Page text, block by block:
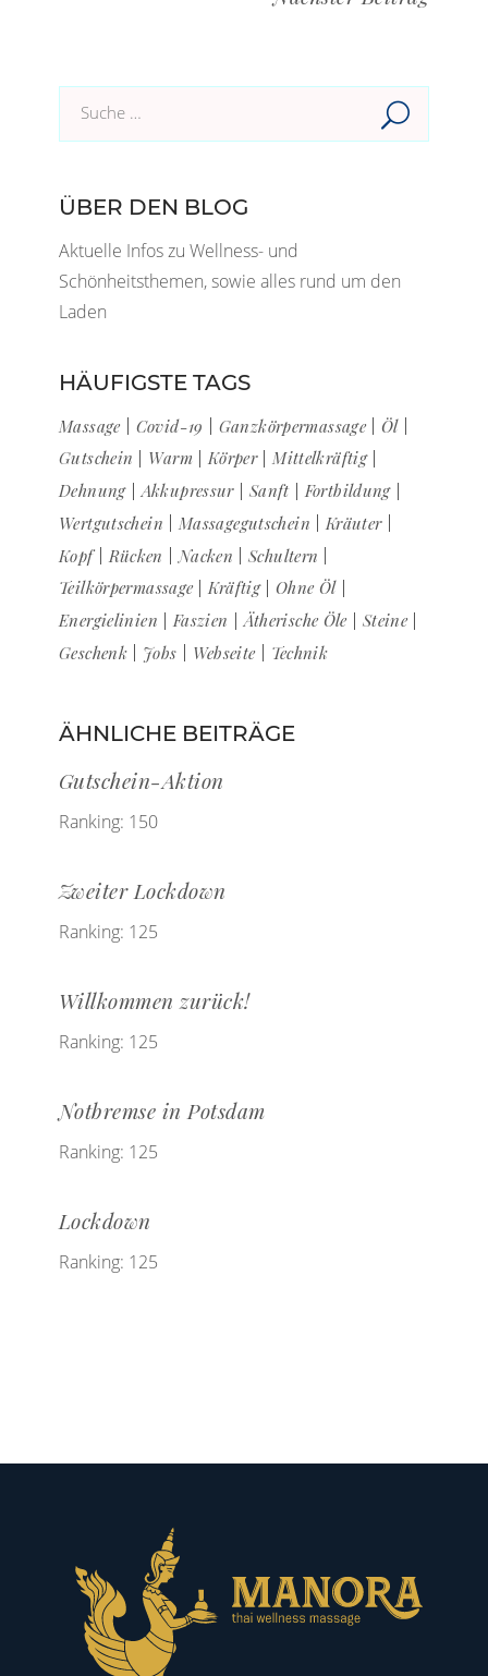
Suche
ÜBER DEN BLOG
Aktuelle Infos zu Wellness- und
Schönheitsthemen, sowie alles rund um den
Laden
HÄUFIGSTE TAGS
Massage Covid-19 Ganzkörpermassage
Öl
Gutschein
Warm Körper
Mittelkräftig
Dehnung
Akkupressur Sanft
Fortbildung
Wertgutschein
Massagegutschein
Kräuter
Kopf
Rücken Nacken
Schultern
Teilkörpermassage
Kräftig
Ohne Öl
Energielinien
Faszien Ätherische Öle
Steine
Geschenk
Jobs Webseite Technik
ÄHNLICHE BEITRÄGE
Gutschein-Aktion
Ranking: 150
Zweiter Lockdown
Ranking: 125
Willkommen zurück!
Ranking: 125
Notbremse in Potsdam
Ranking: 125
Lockdown
Ranking: 125